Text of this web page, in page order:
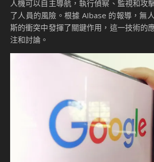
人機可以自主導航，執行偵察、監視和攻
了人員的風險。根據 AIbase 的報導，無
斯的衝突中發揮了關鍵作用，這一技術的
注和討論。